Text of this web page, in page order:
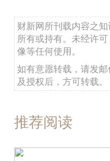
财新网所刊载内容之
所有或持有。未经许
像等任何使用。
如有意愿转载，请发邮
及授权后，方可转载。
推荐阅读